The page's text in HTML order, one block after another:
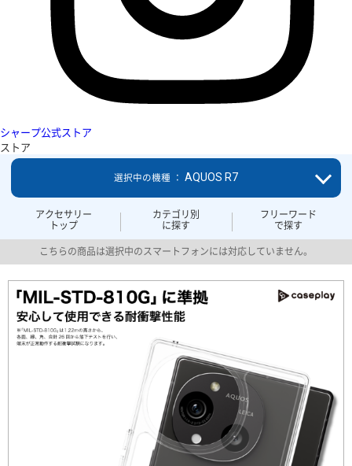
シャープ公式ストア
ストア
アクセサリー
トップ
カテゴリ別
に探す
フリーワード
で探す
選択中の機種 ： AQUOS R7
こちらの商品は選択中のスマートフォンには対応していません。